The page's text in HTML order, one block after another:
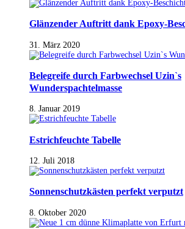
Glänzender Auftritt dank Epoxy-
31. März 2020
Belegreife durch Farbwechsel Uzin`s
Wunderspachtelmasse
8. Januar 2019
Estrichfeuchte Tabelle
12. Juli 2018
Sonnenschutzkästen perfekt verputzt
8. Oktober 2020